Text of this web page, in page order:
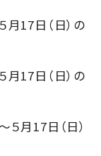
月17日（日）の
月17日（日）の
月17日（日）